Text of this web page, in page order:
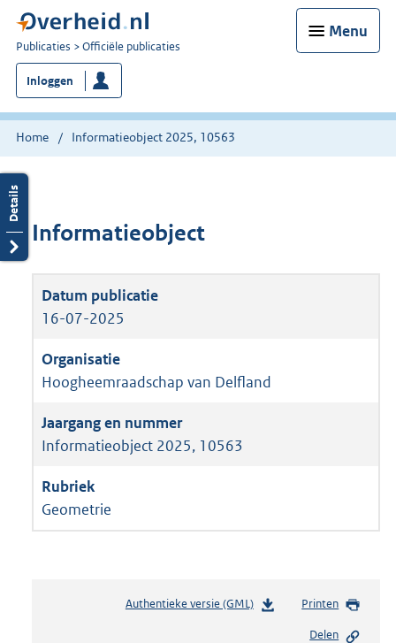
Menu
U
bent
nu
hier:
Publicaties Officiële publicaties
Inloggen
Home Informatieobject 2025, 10563
Informatieobject
16-07-2025
Hoogheemraadschap van Delfland
Informatieobject 2025, 10563
Geometrie
Authentieke versie (GML)b
Printen
Delen